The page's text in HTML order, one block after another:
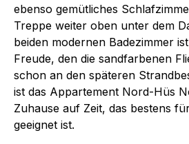
ebenso gemütliches
Treppe weiter oben unter dem
beiden modernen Badezimmer
Freude, den die sandfarbenen
schon an den späteren
ist das Appartement Nord-Hüs
Zuhause auf Zeit, das bestens
geeignet ist.